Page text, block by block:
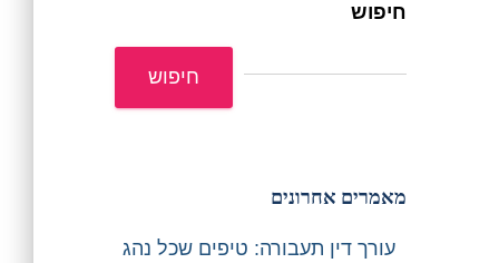
חיפוש
חיפוש
מאמרים אחרונים
עורך דין תעבורה: טיפים שכל נהג